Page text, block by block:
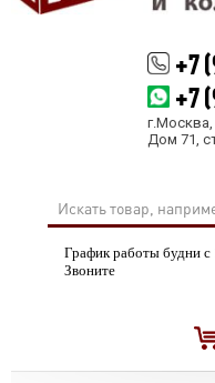
+7
+7
г.Москва,
Дом 71,
График работы будни с
Звоните